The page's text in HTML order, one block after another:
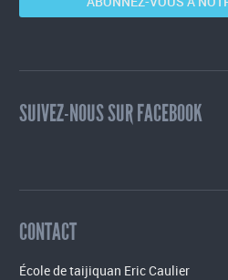
SUIVEZ-NOUS SUR FACEBOOK
CONTACT
École de taijiquan Eric Caulier